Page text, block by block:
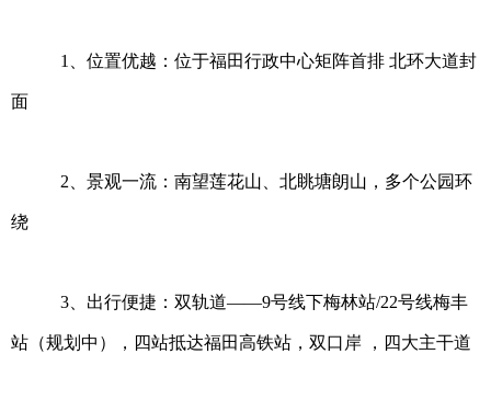
1、位置优越：位于福田行政中心矩阵首排 北环大道封
面
2、景观一流：南望莲花山、北眺塘朗山，多个公园环
绕
3、出行便捷：双轨道——9号线下梅林站/22号线梅丰
站（规划中），四站抵达福田高铁站，双口岸 ，四大主干道